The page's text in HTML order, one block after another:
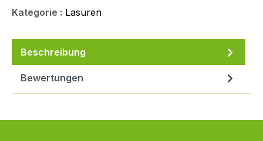
Kategorie : Lasuren
Beschreibung
Bewertungen